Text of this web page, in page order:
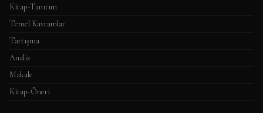
Kitap-Tanıtım
Temel Kavramlar
Tartışma
Analiz
Makale
Kitap-Öneri